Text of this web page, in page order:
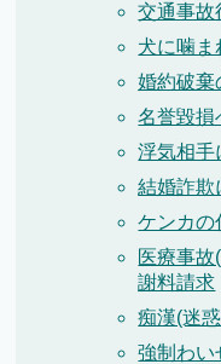
交通事故
犬に噛ま
婚約破棄
名誉毀損
浮気相手
結婚詐欺
ケンカの
医療事
謝料請求
痴漢(迷
強制わい